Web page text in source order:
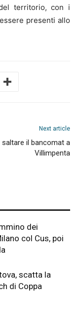
territorio, con i
presenti allo
Next article
saltare il bancomat a
Villimpenta
dei
col Cus, poi
scatta la
di Coppa